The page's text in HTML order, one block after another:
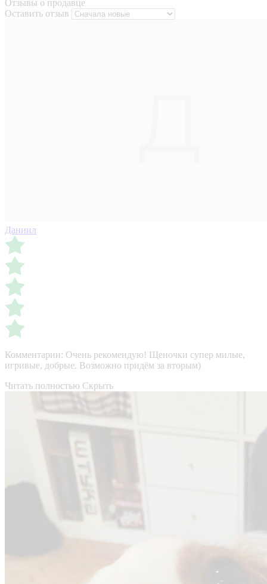
Отзывы о продавце
Оставить отзыв
Даниил
Комментарии: Очень рекомендую! Щеночки супер милые,
игривые, добрые. Возможно придём за вторым)
Читать полностью Скрыть